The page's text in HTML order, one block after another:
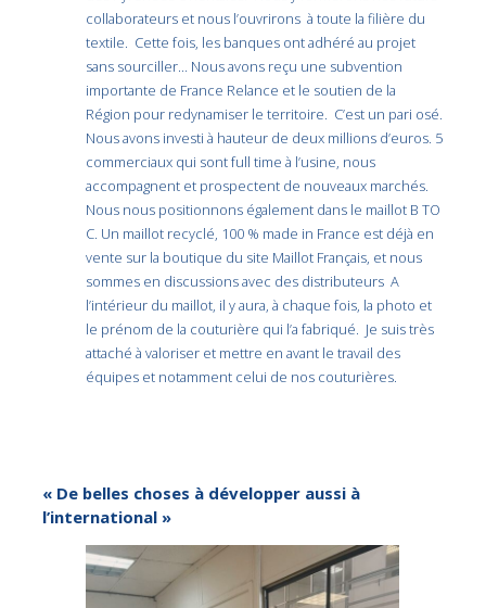
collaborateurs et nous l’ouvrirons à toute la filière du
textile. Cette fois, les banques ont adhéré au projet
sans sourciller… Nous avons reçu une subvention
importante de France Relance et le soutien de la
Région pour redynamiser le territoire. C’est un pari osé.
Nous avons investi à hauteur de deux millions d’euros. 5
commerciaux qui sont full time à l’usine, nous
accompagnent et prospectent de nouveaux marchés.
Nous nous positionnons également dans le maillot B TO
C. Un maillot recyclé, 100 % made in France est déjà en
vente sur la boutique du site Maillot Français, et nous
sommes en discussions avec des distributeurs A
l’intérieur du maillot, il y aura, à chaque fois, la photo et
le prénom de la couturière qui l’a fabriqué. Je suis très
attaché à valoriser et mettre en avant le travail des
équipes et notamment celui de nos couturières.
« De belles choses à développer aussi à
l’international »